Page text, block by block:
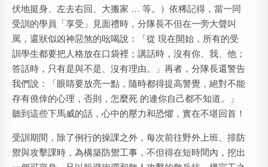
伏地挺身、左去右回、大搬家 … 等。）依稀記得，當一同
受訓的學員「享受」見面禮時，分隊長不但在一旁大聲叫
罵，還狀似凶神惡煞的吆喝說：「從 現在開始，所有的受
訓學生都要把人格放在口袋裡；講話時，沒有你、我、他；
答話時，只有是與不是、沒有理由。」再者，分隊長還警告
我們說：「眼睛要放亮一點，隨時都得提高警覺，絕對不能
存有僥倖的心理，否則，怎麼死 的連你自己都不知道。」
聽到這些下馬威的話，心中的壓力和恐懼，實在不堪回首！
受訓期間，除了例行的操課之外，每次前往野外上班、排防
禦與攻擊課時，為構築防禦工事，不但得在短時間內，挖出